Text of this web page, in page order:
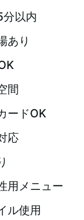
以内
あり
間
ードOK
応
用メニュー
ル使用